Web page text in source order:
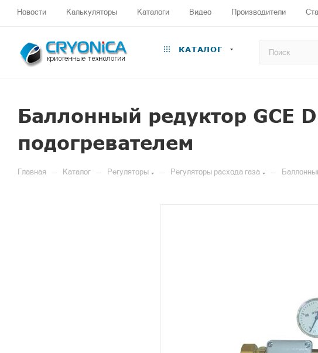
Новости Калькуляторы Каталоги Видео Производители
КАТАЛОГ
Баллонный редуктор GCE
подогревателем
Главная — Каталог — Регуляторы — Регуляторы расхода газа —